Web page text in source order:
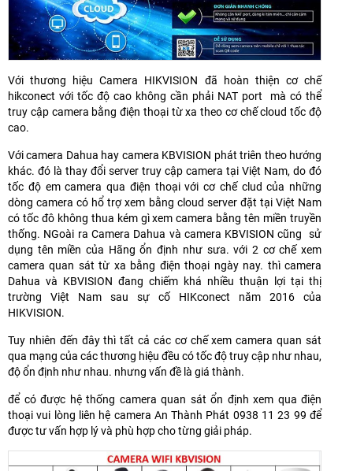
Với thương hiệu Camera HIKVISION đã hoàn thiện cơ chế
hikconect với tốc độ cao không cần phải NAT port mà có thể
truy cập camera bằng điện thoại từ xa theo cơ chế cloud tốc độ
cao.
Với camera Dahua hay camera KBVISION phát triên theo hướng
khác. đó là thay đổi server truy cập camera tại Việt Nam, do đó
tốc độ em camera qua điện thoại với cơ chế clud của những
dòng camera có hổ trợ xem bằng cloud server đặt tại Việt Nam
có tốc đô không thua kém gì xem camera bằng tên miền truyền
thống. NGoài ra Camera Dahua và camera KBVISION cũng sử
dụng tên miền của Hãng ổn định như sưa. với 2 cơ chế xem
camera quan sát từ xa bằng điện thoại ngày nay. thì camera
Dahua và KBVISION đang chiếm khá nhiều thuận lợi tại thị
trường Việt Nam sau sự cố HIKconect năm 2016 của
HIKVISION.
Tuy nhiên đến đây thì tất cả các cơ chế xem camera quan sát
qua mạng của các thương hiệu đều có tốc độ truy cập như nhau,
độ ổn định như nhau. nhưng vấn đề là giá thành.
để có được hệ thống camera quan sát ổn định xem qua điện
thoại vui lòng liên hệ camera An Thành Phát 0938 11 23 99 để
được tư vấn hợp lý và phù hợp cho từng giải pháp.